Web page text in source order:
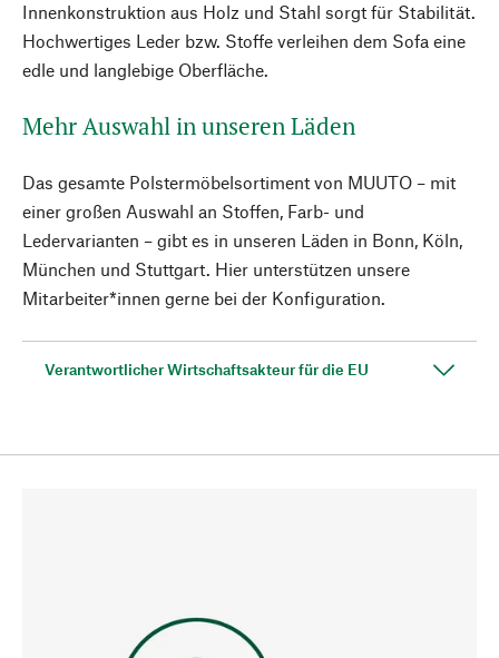
Innenkonstruktion aus Holz und Stahl sorgt für Stabilität.
Hochwertiges Leder bzw. Stoffe verleihen dem Sofa eine
edle und langlebige Oberfläche.
Mehr Auswahl in unseren Läden
Das gesamte Polstermöbelsortiment von MUUTO – mit
einer großen Auswahl an Stoffen, Farb- und
Ledervarianten – gibt es in unseren Läden in Bonn, Köln,
München und Stuttgart. Hier unterstützen unsere
Mitarbeiter*innen gerne bei der Konfiguration.
Verantwortlicher Wirtschaftsakteur für die EU